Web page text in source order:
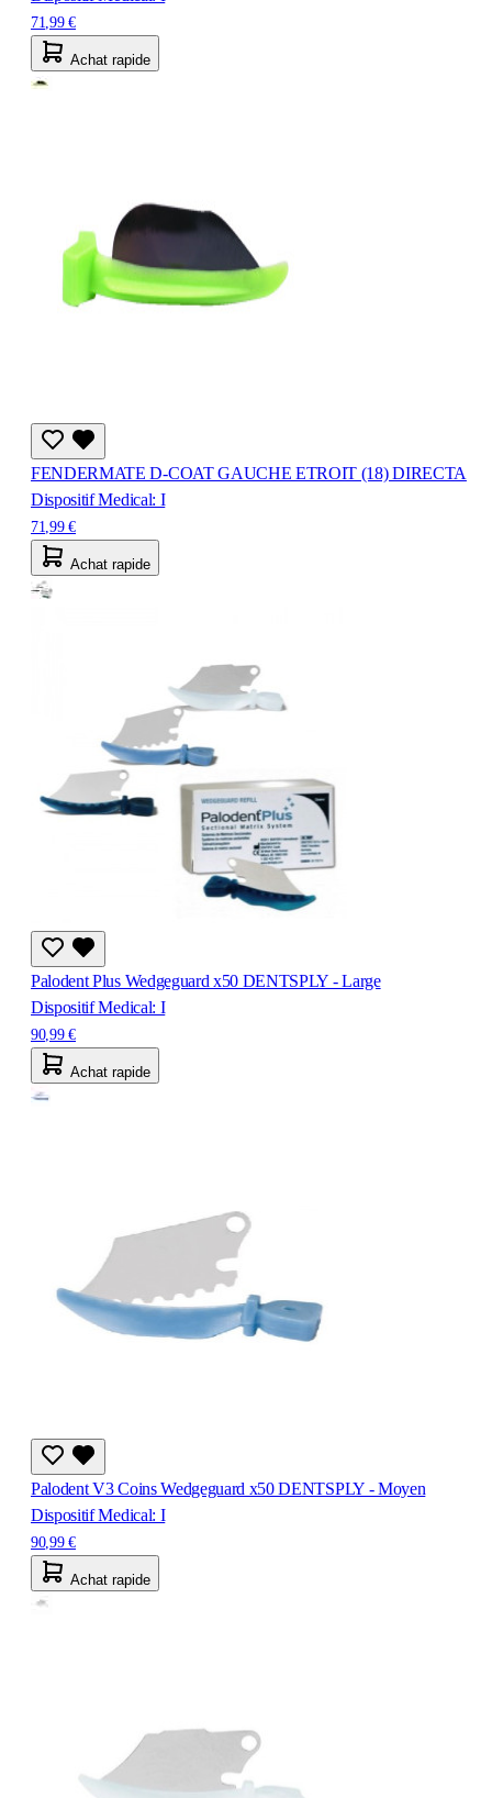
71,99 €
Achat rapide
FENDERMATE D-COAT GAUCHE ETROIT (18) DIRECTA
Dispositif Medical: I
71,99 €
Achat rapide
Palodent Plus Wedgeguard x50 DENTSPLY - Large
Dispositif Medical: I
90,99 €
Achat rapide
Palodent V3 Coins Wedgeguard x50 DENTSPLY - Moyen
Dispositif Medical: I
90,99 €
Achat rapide